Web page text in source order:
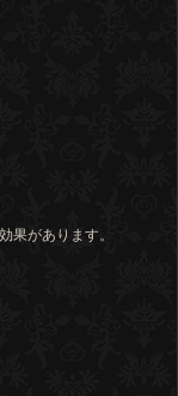
果があります。